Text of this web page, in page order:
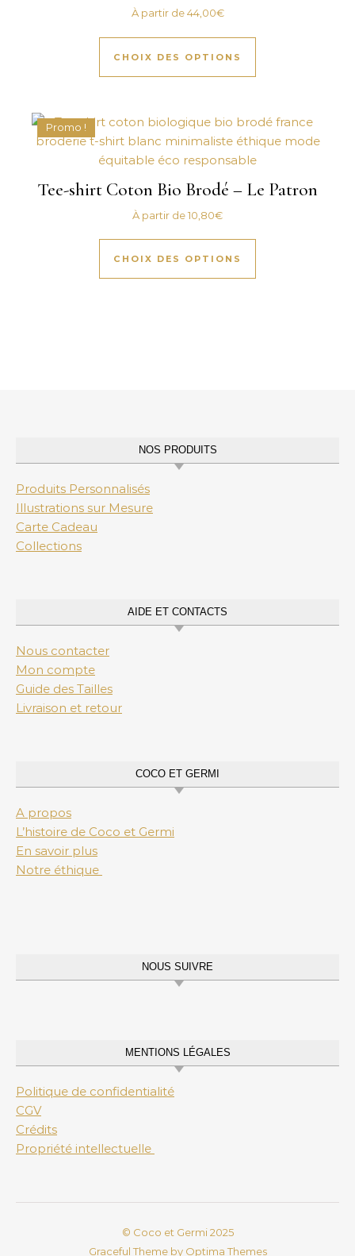
À partir de44,00€
CHOIX DES OPTIONS
Promo !
Tee-shirt Coton Bio Brodé – Le Patron
À partir de10,80€
CHOIX DES OPTIONS
NOS PRODUITS
Produits Personnalisés
Illustrations sur Mesure
Carte Cadeau
Collections
AIDE ET CONTACTS
Nous contacter
Mon compte
Guide des Tailles
Livraison et retour
COCO ET GERMI
A propos
L’histoire de Coco et Germi
En savoir plus
Notre éthique
NOUS SUIVRE
MENTIONS LÉGALES
Politique de confidentialité
CGV
Crédits
Propriété intellectuelle
© Coco et Germi 2025
Graceful Theme by Optima Themes